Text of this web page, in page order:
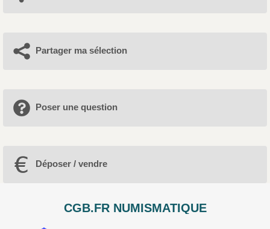
Partager ma sélection
Poser une question
Déposer / vendre
CGB.FR NUMISMATIQUE